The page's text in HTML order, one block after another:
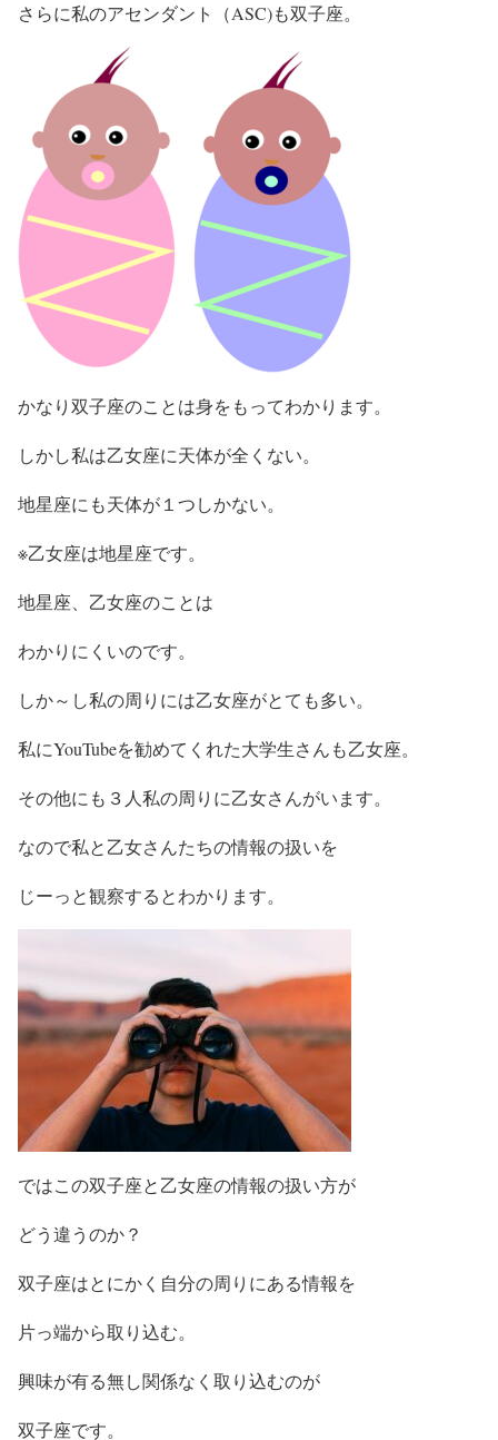
さらに私のアセンダント（ASC)も双子座。
かなり双子座のことは身をもってわかります。
しかし私は乙女座に天体が全くない。
地星座にも天体が１つしかない。
※乙女座は地星座です。
地星座、乙女座のことは
わかりにくいのです。
しか～し私の周りには乙女座がとても多い。
私にYouTubeを勧めてくれた大学生さんも乙女座。
その他にも３人私の周りに乙女さんがいます。
なので私と乙女さんたちの情報の扱いを
じーっと観察するとわかります。
ではこの双子座と乙女座の情報の扱い方が
どう違うのか？
双子座はとにかく自分の周りにある情報を
片っ端から取り込む。
興味が有る無し関係なく取り込むのが
双子座です。